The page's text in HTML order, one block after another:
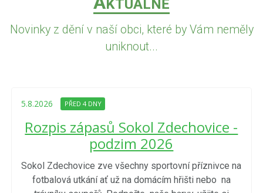
KTUÁLNĚ
Novinky z dění v naší obci, které by Vám neměly
uniknout...
5.8.2026 PŘED 4 DNY
Rozpis zápasů Sokol Zdechovice -
podzim 2026
Sokol Zdechovice zve všechny sportovní příznivce na
fotbalová utkání ať už na domácím hřišti nebo na